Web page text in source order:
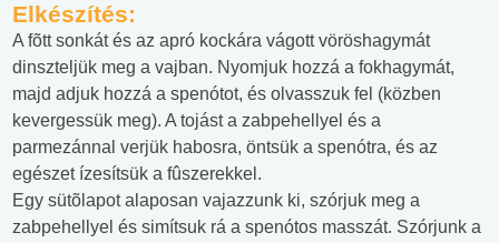
Elkészítés:
A fõtt sonkát és az apró kockára vágott vöröshagymát
dinszteljük meg a vajban. Nyomjuk hozzá a fokhagymát,
majd adjuk hozzá a spenótot, és olvasszuk fel (közben
kevergessük meg). A tojást a zabpehellyel és a
parmezánnal verjük habosra, öntsük a spenótra, és az
egészet ízesítsük a fûszerekkel.
Egy sütõlapot alaposan vajazzunk ki, szórjuk meg a
zabpehellyel és simítsuk rá a spenótos masszát. Szórjunk a